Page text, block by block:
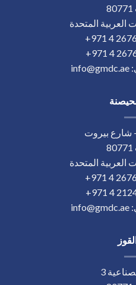
العربية المتحدة
‎+971 4
‎+971 4
info@gmdc.ae
شارع بيروت
العربية المتحدة
‎+971 4
‎+971 4
info@gmdc.ae
3